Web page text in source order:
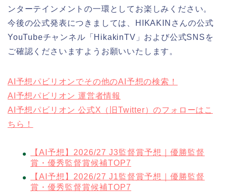
ンターテインメントの一環としてお楽しみください。
今後の公式発表につきましては、HIKAKINさんの公式
YouTubeチャンネル「HikakinTV」および公式SNSを
ご確認くださいますようお願いいたします。
AI予想パビリオンでその他のAI予想の検索！
AI予想パビリオン 運営者情報
AI予想パビリオン 公式X（旧Twitter）のフォローはこ
ちら！
【AI予想】2026/27 J3監督賞予想｜優勝監督
賞・優秀監督賞候補TOP7
【AI予想】2026/27 J1監督賞予想｜優勝監督
賞・優秀監督賞候補TOP7